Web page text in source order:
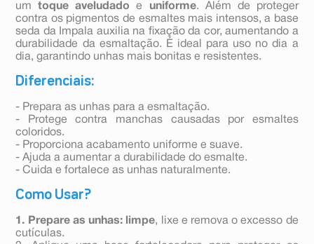
umtoque aveludado e uniforme. Além de proteger
contra os pigmentos de esmaltes mais intensos, a base
seda da Impala auxilia na fixação da cor, aumentando a
durabilidade da esmaltação. É ideal para uso no dia a
dia, garantindo unhas mais bonitas e resistentes.
Diferenciais:
- Prepara as unhas para a esmaltação.
- Protege contra manchas causadas por esmaltes
coloridos.
- Proporciona acabamento uniforme e suave.
- Ajuda a aumentar a durabilidade do esmalte.
- Cuida e fortalece as unhas naturalmente.
Como Usar?
1. Prepare as unhas: limpe, lixe e remova o excesso de
cutículas.